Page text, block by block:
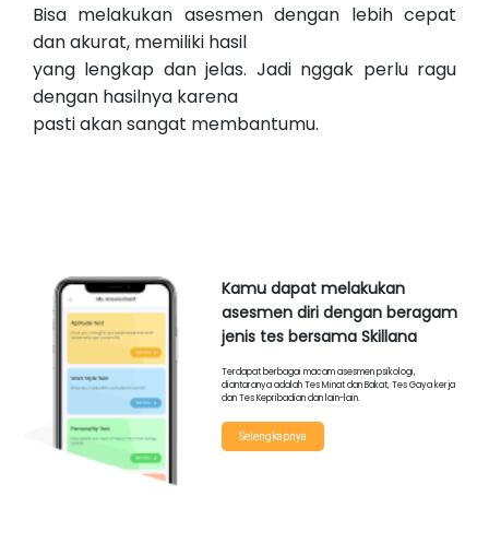
Bisa melakukan asesmen dengan lebih cepat
dan akurat, memiliki hasil
yang lengkap dan jelas. Jadi nggak perlu ragu
dengan hasilnya karena
pasti akan sangat membantumu.
Kamu dapat melakukan
asesmen diri dengan beragam
jenis tes bersama Skillana
Terdapat berbagai macam asesmen psikologi,
diantaranya adalah Tes Minat dan Bakat, Tes Gaya kerja
dan Tes Kepribadian dan lain-lain.
Selengkapnya